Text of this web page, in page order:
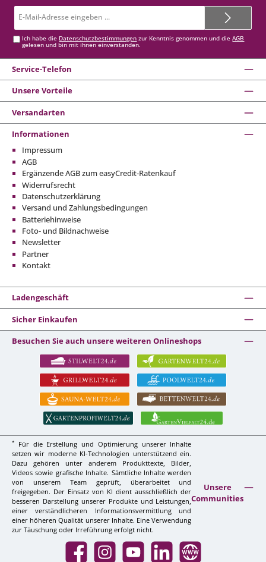
Mail-
Ich habe die Datenschutzbestimmungen zur Kenntnis genommen und dieAGB
gelesen und bin mit ihnen einverstanden.
Service-Telefon
Unsere Vorteile
Versandarten
Informationen
Impressum
AGB
Ergänzende AGB zum easyCredit-Ratenkauf
Widerrufsrecht
Datenschutzerklärung
Versand und Zahlungsbedingungen
Batteriehinweise
Foto- und Bildnachweise
Newsletter
Partner
Kontakt
Ladengeschäft
Sicher Einkaufen
Besuchen Sie auch unsere weiteren Onlineshops
*
Für die Erstellung und Optimierung unserer Inhalte
setzen wir moderne KI-Technologien unterstützend ein.
Dazu gehören unter anderem Produkttexte, Bilder,
Videos sowie grafische Inhalte. Sämtliche Inhalte werden
von unserem Team geprüft, überarbeitet und
freigegeben. Der Einsatz von KI dient ausschließlich der
besseren Darstellung unserer Produkte und Leistungen,
einer verständlicheren Informationsvermittlung und
einer höheren Qualität unserer Inhalte. Eine Verwendung
zur Täuschung oder Irreführung erfolgt nicht.
Unsere
Communities
Facebook InstagramYouTube LinkedIn Website